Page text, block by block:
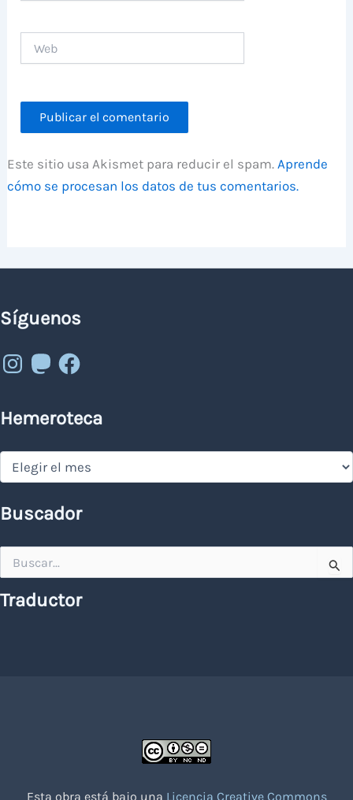
Este sitio usa Akismet para reducir el spam.Aprende
cómo se procesan los datos de tus comentarios.
Síguenos
Instagram
MastodonFacebook
Hemeroteca
Hemeroteca
Buscador
por:
Traductor
Esta obra está bajo una Licencia Creative Commons